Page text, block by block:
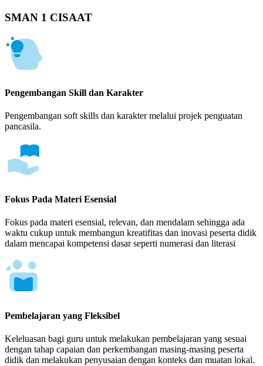
SMAN 1 CISAAT
Pengembangan Skill dan Karakter
Pengembangan soft skills dan karakter melalui projek penguatan
pancasila.
Fokus Pada Materi Esensial
Fokus pada materi esensial, relevan, dan mendalam sehingga ada
waktu cukup untuk membangun kreatifitas dan inovasi peserta didik
dalam mencapai kompetensi dasar seperti numerasi dan literasi
Pembelajaran yang Fleksibel
Keleluasan bagi guru untuk melakukan pembelajaran yang sesuai
dengan tahap capaian dan perkembangan masing-masing peserta
didik dan melakukan penyusaian dengan konteks dan muatan lokal.